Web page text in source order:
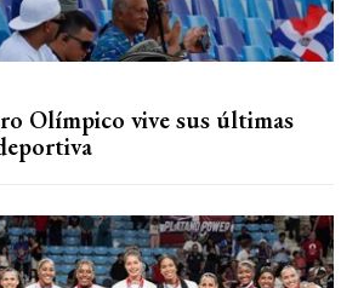
Olímpico vive sus últimas